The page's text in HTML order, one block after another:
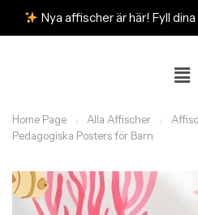
Nya affischer är här! Fyll
Home Page Alla Affischer
Pedagogiska Posters för Barn